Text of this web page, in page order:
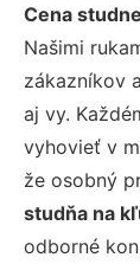
Cena
Našimi
zákazníkov
aj vy.
vyhovieť v
že osobný
studňa na
odborné